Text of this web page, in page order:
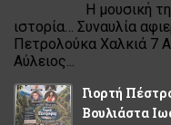
Η μουσική
ιστορία… Συναυλία
Πετρολούκα Χαλκιά 7
Αύλειος...
Γιορτή
Βουλιάστα